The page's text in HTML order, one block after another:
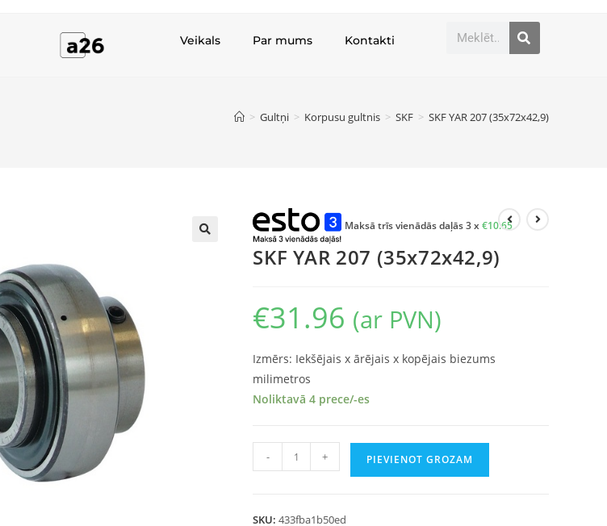
Veikals Par mums Kontakti
> Gultņi > Korpusu gultnis > SKF > SKF YAR 207 (35x72x42,9)
Maksā trīs vienādās daļās 3 x€10.65
SKF YAR 207 (35x72x42,9)
€31.96 (ar PVN)
Izmērs: Iekšējais x ārējais x kopējais biezums
milimetros
Noliktavā 4 prece/-es
- + PIEVIENOT GROZAM
SKU:433fba1b50ed